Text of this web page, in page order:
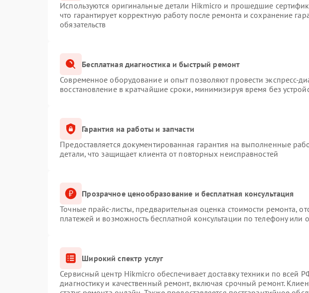
Используются оригинальные детали Hikmicro и прошедшие
что гарантирует корректную работу после ремонта и сохранение
обязательств
Бесплатная диагностика и быстрый ремонт
Современное оборудование и опыт позволяют провести экспресс-
восстановление в кратчайшие сроки, минимизируя время без
Гарантия на работы и запчасти
Предоставляется документированная гарантия на выполненные
детали, что защищает клиента от повторных неисправностей
Прозрачное ценообразование и бесплатная консультация
Точные прайс-листы, предварительная оценка стоимости ремонта,
платежей и возможность бесплатной консультации по телефону или
Широкий спектр услуг
Сервисный центр Hikmicro обеспечивает доставку техники по всей
диагностику и качественный ремонт, включая срочный ремонт.